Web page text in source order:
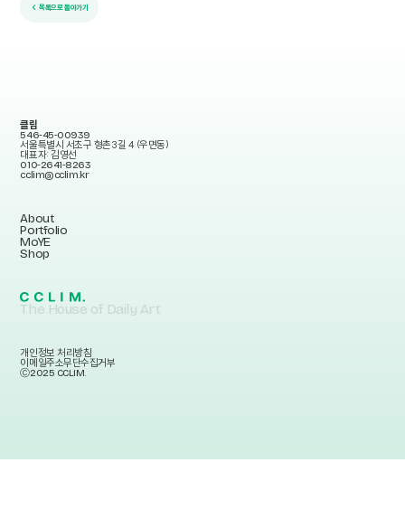
← 목록으로 돌아가기
클림
546-45-00939
서울특별시 서초구 형촌3길 4 (우면동)
대표자: 김영선
010-2641-8263
cclim@cclim.kr
About
Portfolio
MoYE
Shop
The House of Daily Art
개인정보 처리방침
이메일주소무단수집거부
Ⓒ2025 CCLIM.